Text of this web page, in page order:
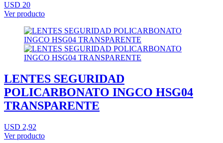
USD 20
Ver producto
LENTES SEGURIDAD
POLICARBONATO INGCO HSG04
TRANSPARENTE
USD 2,92
Ver producto